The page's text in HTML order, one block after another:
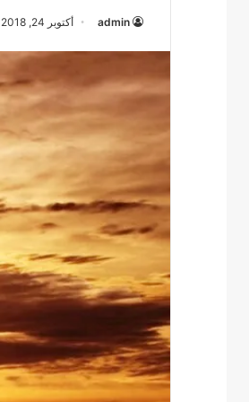
admin أكتوبر 24, 2018